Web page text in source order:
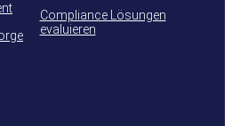
Compliance Lösungen
evaluieren